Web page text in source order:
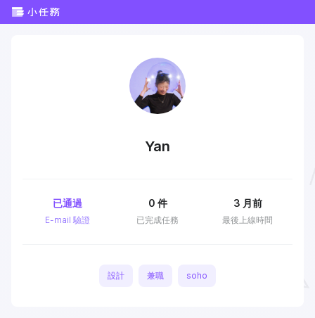
Yan
E-mail 驗證
已通過
已完成任務
0 件
最後上線時間
3 月前
設計 兼職 soho